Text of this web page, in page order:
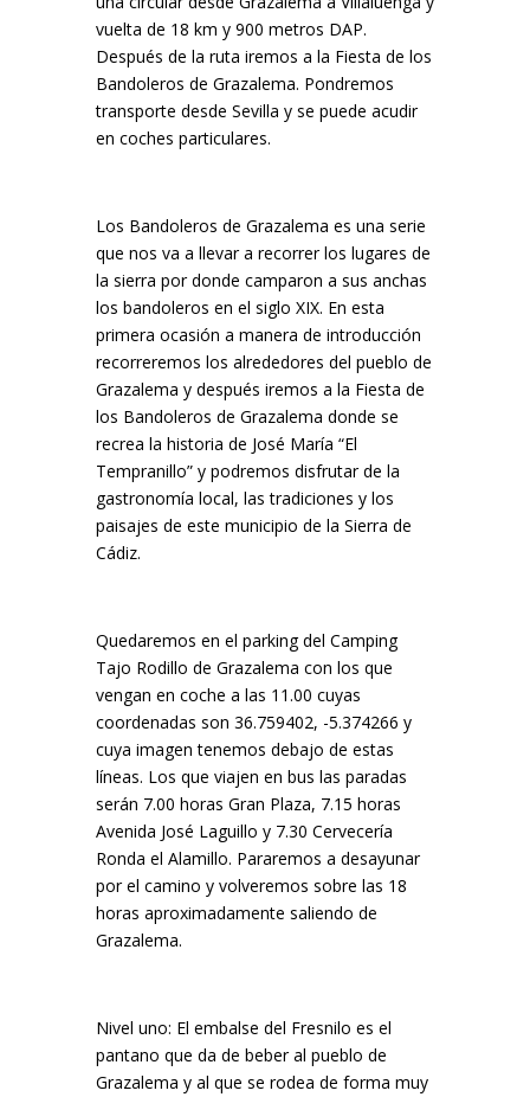
vuelta de 18 km y 900 metros DAP.
Después de la ruta iremos a la Fiesta de los
Bandoleros de Grazalema. Pondremos
transporte desde Sevilla y se puede acudir
en coches particulares.
Los Bandoleros de Grazalema es una serie
que nos va a llevar a recorrer los lugares de
la sierra por donde camparon a sus anchas
los bandoleros en el siglo XIX. En esta
primera ocasión a manera de introducción
recorreremos los alrededores del pueblo de
Grazalema y después iremos a la Fiesta de
los Bandoleros de Grazalema donde se
recrea la historia de José María “El
Tempranillo” y podremos disfrutar de la
gastronomía local, las tradiciones y los
paisajes de este municipio de la Sierra de
Cádiz.
Quedaremos en el parking del Camping
Tajo Rodillo de Grazalema con los que
vengan en coche a las 11.00 cuyas
coordenadas son 36.759402, -5.374266 y
cuya imagen tenemos debajo de estas
líneas. Los que viajen en bus las paradas
serán 7.00 horas Gran Plaza, 7.15 horas
Avenida José Laguillo y 7.30 Cervecería
Ronda el Alamillo. Pararemos a desayunar
por el camino y volveremos sobre las 18
horas aproximadamente saliendo de
Grazalema.
Nivel uno: El embalse del Fresnilo es el
pantano que da de beber al pueblo de
Grazalema y al que se rodea de forma muy